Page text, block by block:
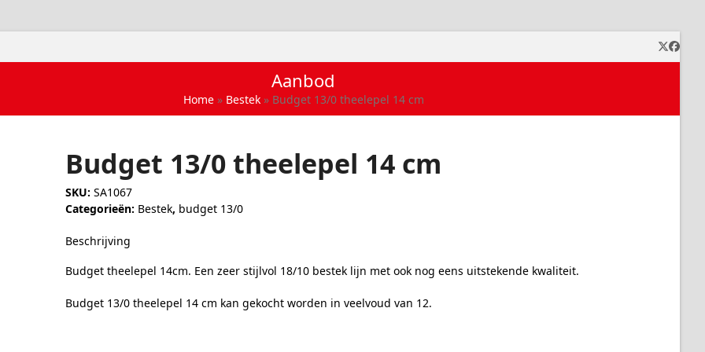
Twitter
Aanbod
Home» Bestek» Budget 13/0 theelepel 14 cm
Budget 13/0 theelepel 14 cm
SKU:SA1067
Categorieën: Bestek, budget 13/0
Beschrijving
Budget theelepel 14cm. Een zeer stijlvol 18/10 bestek lijn met ook nog eens uitstekende kwaliteit.
Budget 13/0 theelepel 14 cm kan gekocht worden in veelvoud van 12.